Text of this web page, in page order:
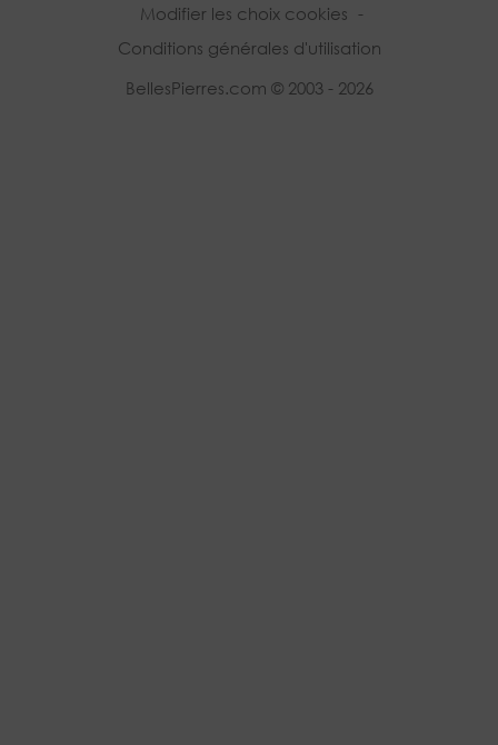
Modifier les choix cookies -
Conditions générales d'utilisation
BellesPierres.com © 2003 - 2026